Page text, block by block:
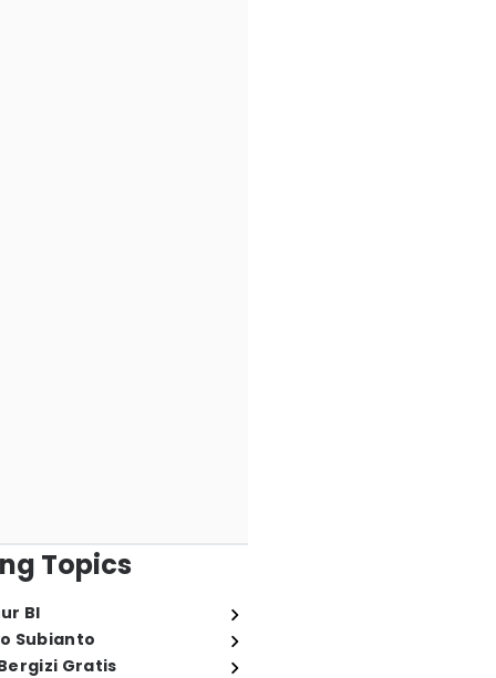
Topics
BI
Subianto
Gratis